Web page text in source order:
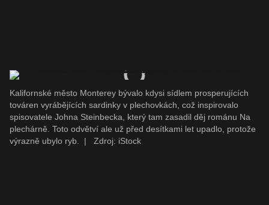
Kalifornské město Monterey bývalo kdysi sídlem prosperujících
továren vyrábějících sardinky v plechovkách, což inspirovalo
spisovatele Johna Steinbecka, který tam zasadil děj románu Na
plechárně. Toto odvětví ale už před desítkami let upadlo, protože
výrazně ubylo ryb.
| Zdroj: iStock